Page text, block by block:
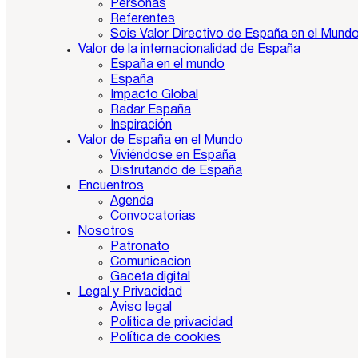
Personas
Referentes
Sois Valor Directivo de España en el
Valor de la internacionalidad de España
España en el mundo
España
Impacto Global
Radar España
Inspiración
Valor de España en el Mundo
Viviéndose en España
Disfrutando de España
Encuentros
Agenda
Convocatorias
Nosotros
Patronato
Comunicacion
Gaceta digital
Legal y Privacidad
Aviso legal
Política de privacidad
Política de cookies